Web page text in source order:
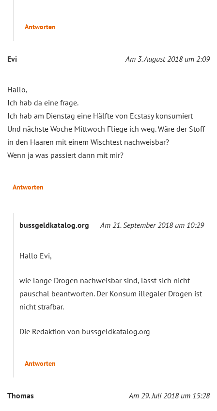
Antworten
Evi Am 3. August 2018 um 2:09
Hallo,
Ich hab da eine frage.
Ich hab am Dienstag eine Hälfte von Ecstasy konsumiert
Und nächste Woche Mittwoch Fliege ich weg. Wäre der Stoff
in den Haaren mit einem Wischtest nachweisbar?
Wenn ja was passiert dann mit mir?
Antworten
bussgeldkatalog.org Am 21. September 2018 um 10:29
Hallo Evi,
wie lange Drogen nachweisbar sind, lässt sich nicht
pauschal beantworten. Der Konsum illegaler Drogen ist
nicht strafbar.
Die Redaktion von bussgeldkatalog.org
Antworten
Thomas Am 29. Juli 2018 um 15:28